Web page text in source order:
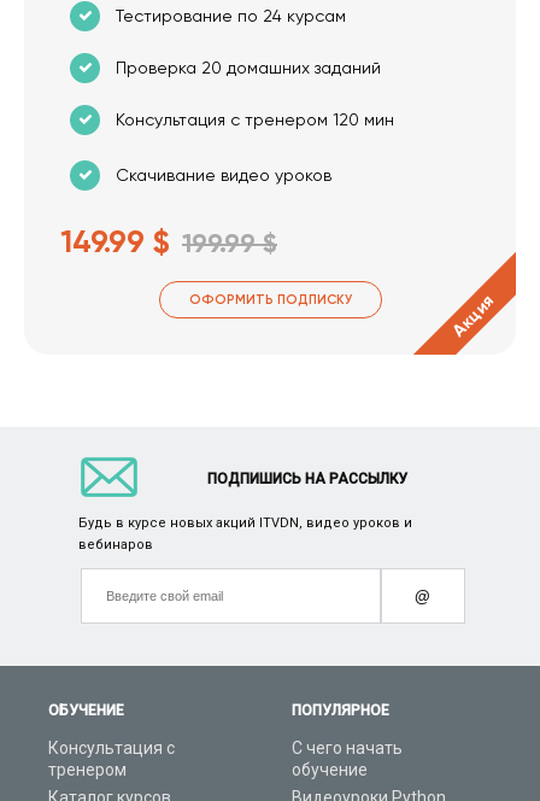
Тестирование по 24 курсам
Проверка 20 домашних заданий
Консультация с тренером 120 мин
Скачивание видео уроков
149.99 $ 199.99 $
ОФОРМИТЬ ПОДПИСКУ Акция
ОБУЧЕНИЕ
Консультация с
тренером
ПОПУЛЯРНОЕ
С чего начать
обучение
ПОДПИШИСЬ НА РАССЫЛКУ
Будь в курсе новых акций ITVDN, видео уроков и
вебинаров
@